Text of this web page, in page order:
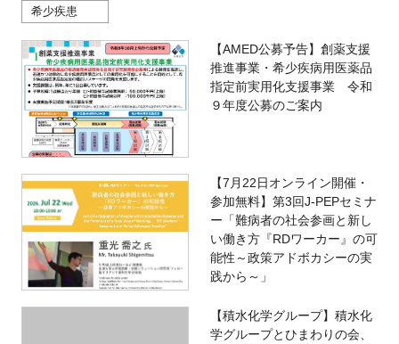
希少疾患
【AMED公募予告】創薬支援
推進事業・希少疾病用医薬品
指定前実用化支援事業 令和
９年度公募のご案内
【7月22日オンライン開催・
参加無料】第3回J-PEPセミナ
ー「難病者の社会参画と新し
い働き方『RDワーカー』の可
能性～政策アドボカシーの実
践から～」
【積水化学グループ】積水化
学グループとひまわりの会、